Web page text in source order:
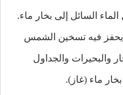
السائل إلى بخار ماء.
يحفز فيه تسخين الشمس
والبحيرات والجداول
بخار ماء (غاز).